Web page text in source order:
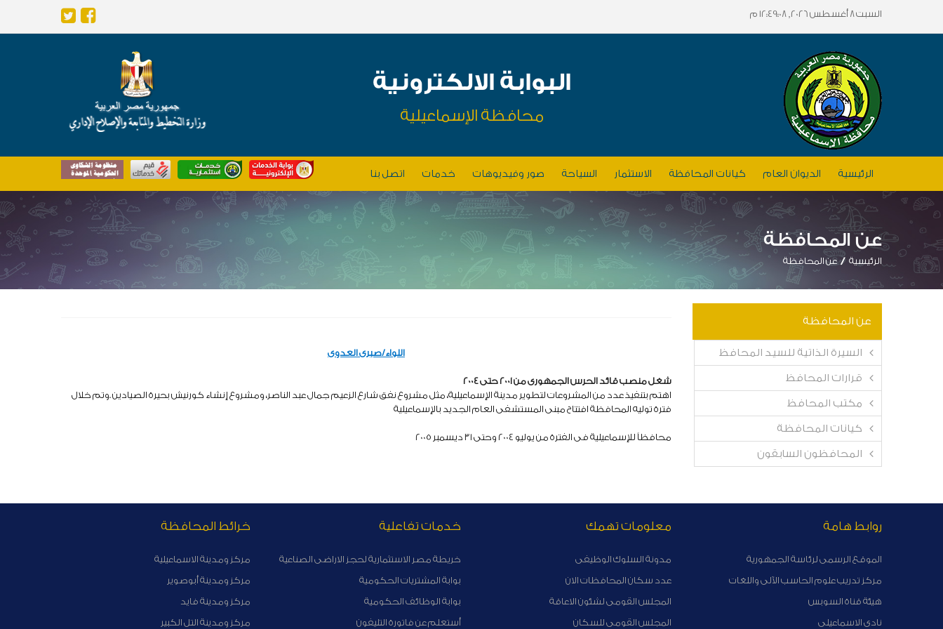
السبت 8 أغسطس 2026, 12:49:08 م
البوابة الالكترونية
محافظة الإسماعيلية
الرئيسية الديوان العام كيانات المحافظة الاستثمار السياحة صور وفيديوهات خدمات اتصل بنا
عن المحافظة
الرئيسية عن المحافظة
عن المحافظة
السيرة الذاتية للسيد المحافظ
قرارات المحافظ
مكتب المحافظ
كيانات المحافظة
المحافظون السابقون
اللواء/صبرى العدوى
شغل منصب قائد الحرس الجمهورىمن 2001 حتى 2004
اهتم بتنفيذ عدد من المشروعات لتطوير مدينة الإسماعيلية، مثل مشروع نفق شارع الزعيم جمال عبد الناصر، ومشروع إنشاء كورنيش بحيرة الصيادين .وتم خلال
فترة توليه المحافظة افتتاح مبنى المستشفى العام الجديد بالإسماعيلية
محافظاً للإسماعيلية فى الفترة من يوليو 2004 وحتى 31 ديسمبر 2005
روابط هامة
الموقع الرسمى لرئاسة الجمهورية
مركز تدريب علوم الحاسب الآلى واللغات
هيئة قناة السوبس
نادى الاسماعيلى
معلومات تهمك
مدونة السلوك الوظيفى
عدد سكان المحافظات الان
المجلس القومى لشئون الاعاقة
المجلس القومى للسكان
خدمات تفاعلية
خريطة مصر الاستثمارية لحجز الاراضى الصناعية
بوابة المشتريات الحكومية
بوابة الوظائف الحكومية
أستعلم عن فاتورة التليفون
خرائط المحافظة
مركز ومدينة الاسماعيلية
مركز ومدينة أبوصوير
مركز ومدينة فايد
مركز ومدينة التل الكبير